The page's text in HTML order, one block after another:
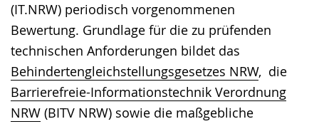
(IT.NRW) periodisch vorgenommenen
Bewertung. Grundlage für die zu prüfenden
technischen Anforderungen bildet das
Behindertengleichstellungsgesetzes NRW, die
Barrierefreie-Informationstechnik Verordnung
NRW (BITV NRW) sowie die maßgebliche